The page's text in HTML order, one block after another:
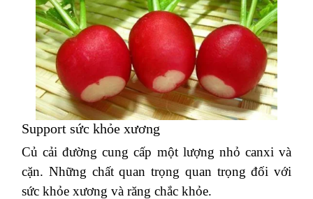
Support sức khỏe xương
Củ cải đường cung cấp một lượng nhỏ canxi và
cặn. Những chất quan trọng quan trọng đối với
sức khỏe xương và răng chắc khỏe.